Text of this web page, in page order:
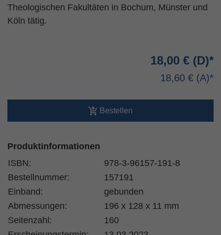
Theologischen Fakultäten in Bochum, Münster und
Köln tätig.
18,00 €
18,60 €
Bestellen
Produktinformationen
ISBN:
978-3-96157-191-8
Bestellnummer:
157191
Einband:
gebunden
Abmessungen:
196 x 128 x 11 mm
Seitenzahl:
160